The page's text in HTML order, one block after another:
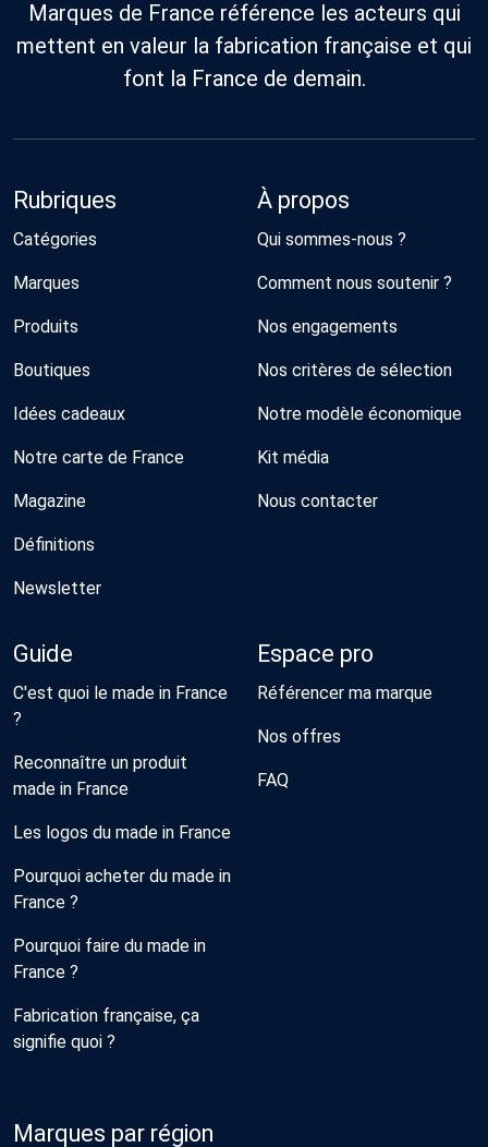
Marques de France référence les acteurs qui
mettent en valeur la fabrication française et qui
font la France de demain.
Rubriques
Catégories
Marques
Produits
Boutiques
Idées cadeaux
Notre carte de France
Magazine
Définitions
Newsletter
À propos
Qui sommes-nous ?
Comment nous soutenir ?
Nos engagements
Nos critères de sélection
Notre modèle économique
Kit média
Nous contacter
Guide
C'est quoi le made in France
?
Reconnaître un produit
made in France
Les logos du made in France
Pourquoi acheter du made in
France ?
Pourquoi faire du made in
France ?
Fabrication française, ça
signifie quoi ?
Espace pro
Référencer ma marque
Nos offres
FAQ
Marques par région